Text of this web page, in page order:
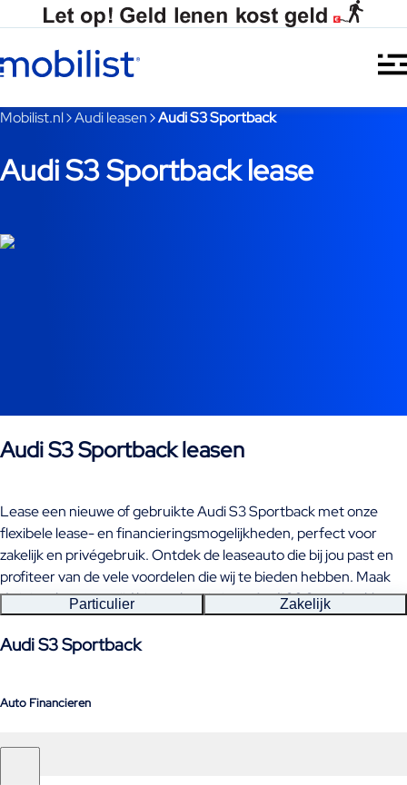
Ga naar hoofdinhoud
Je bent nu voorbij het hoofdmenu
Mobilist.nl Audi leasen Audi S3 Sportback
Audi S3 Sportback lease
Audi S3 Sportback leasen
Lease een nieuwe of gebruikte Audi S3 Sportback met onze
flexibele lease- en financieringsmogelijkheden, perfect voor
zakelijk en privégebruik. Ontdek de leaseauto die bij jou past en
profiteer van de vele voordelen die wij te bieden hebben. Maak
de juiste keuze en rijd binnenkort in jouw Audi S3 Sportback!
Particulier Zakelijk
Audi S3 Sportback
Auto Financieren